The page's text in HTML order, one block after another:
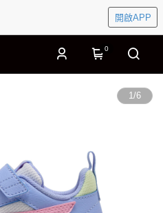
開啟APP
0
1/6